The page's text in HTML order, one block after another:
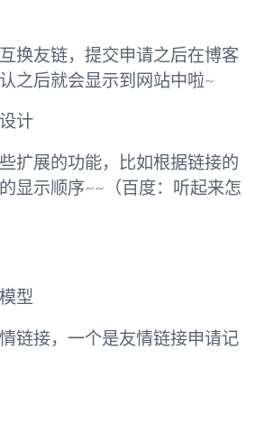
换友链，提交申请之后在博客
之后就会显示到网站中啦~
计
扩展的功能，比如根据链接的
显示顺序~~（百度：听起来怎
型
链接，一个是友情链接申请记